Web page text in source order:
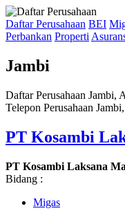
Daftar Perusahaan BEI
Perbankan Properti
Jambi
Daftar Perusahaan Jambi,
Telepon Perusahaan
PT Kosambi
PT Kosambi Laksana
Bidang :
Migas